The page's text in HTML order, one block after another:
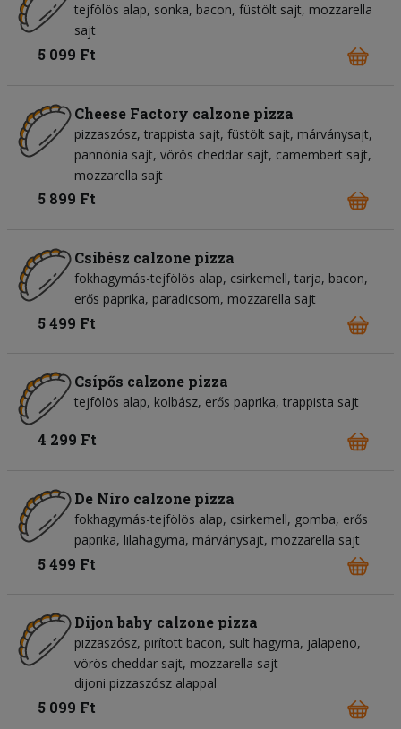
tejfölös alap sonka bacon füstölt sajt mozzarella
sajt
5 099 Ft
Cheese Factory calzone pizza
pizzaszósz trappista sajt füstölt sajt márványsajt
pannónia sajt vörös cheddar sajt camembert sajt
mozzarella sajt
5 899 Ft
Csibész calzone pizza
fokhagymás-tejfölös alap csirkemell tarja bacon
erős paprika paradicsom mozzarella sajt
5 499 Ft
Csípős calzone pizza
tejfölös alap kolbász erős paprika trappista sajt
4 299 Ft
De Niro calzone pizza
fokhagymás-tejfölös alap csirkemell gomba erős
paprika lilahagyma márványsajt mozzarella sajt
5 499 Ft
Dijon baby calzone pizza
pizzaszósz pirított bacon sült hagyma jalapeno
vörös cheddar sajt mozzarella sajt
dijoni pizzaszósz alappal
5 099 Ft